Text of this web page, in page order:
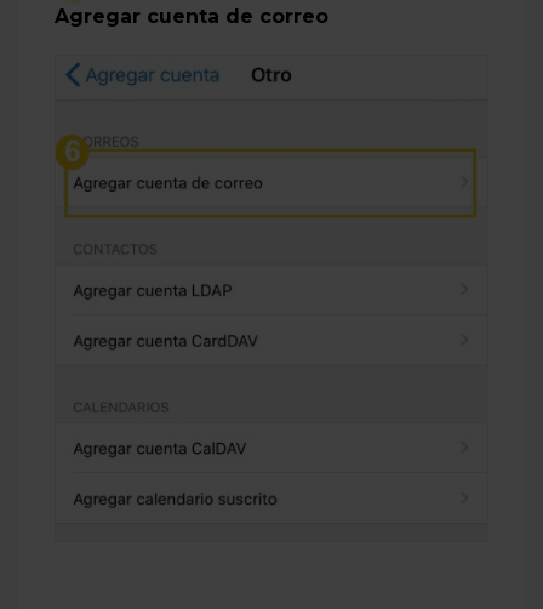
Agregar cuenta de correo